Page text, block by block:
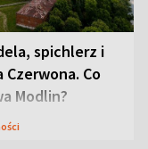
spichlerz i
Czerwona. Co
Modlin?